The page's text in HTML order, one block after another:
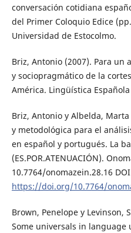
conversación cotidiana
del Primer Coloquio Edice
Universidad de Estocolmo.
Briz, Antonio (2007). Para un
y sociopragmático de la
América. Lingüística
Briz, Antonio y Albelda,
y metodológica para el
en español y portugués. La
(ES.POR.ATENUACIÓN).
10.7764/onomazein.28.16
https://doi.org/10.7764/
Brown, Penelope y Levinson,
Some universals in language